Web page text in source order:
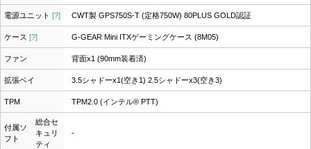
電源ユニット [?] CWT製 GPS750S-T (定格750W) 80PLUS GOLD認証
ケース [?] G-GEAR Mini ITXゲーミングケース (8M05)
ファン 背面x1 (90mm装着済)
拡張ベイ 3.5シャドーx1(空き1) 2.5シャドーx3(空き3)
TPM TPM2.0 (インテル® PTT)
付属ソ
フト
総合セ
キュリ
ティ
-